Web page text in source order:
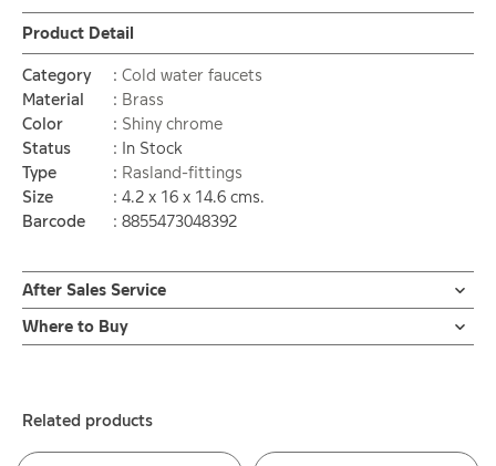
Product Detail
Category
Cold water faucets
Material
Brass
Color
Shiny chrome
Status
In Stock
Type
Rasland-fittings
Size
4.2 x 16 x 14.6 cms.
Barcode
8855473048392
After Sales Service
Online Platform
– Email: contact@charnpaiboon.com
Where to Buy
– Shopee
–Lazada
Related products